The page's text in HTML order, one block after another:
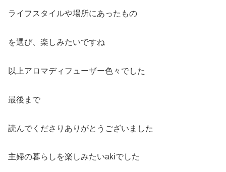
ライフスタイルや場所にあったもの
を選び、楽しみたいですね
以上アロマディフューザー色々でした
最後まで
読んでくださりありがとうございました
主婦の暮らしを楽しみたいakiでした